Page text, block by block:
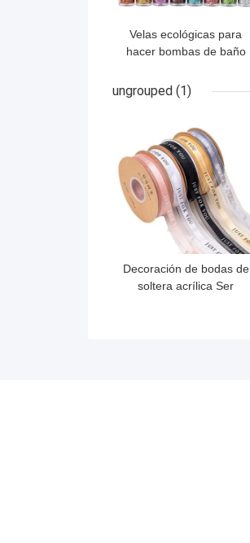
Velas ecológicas para
hacer bombas de baño
tumblers arte uñas arte
brillo pegatina uñas 10ml
brillo
ungrouped (1)
Decoración de bodas de
soltera acrílica Ser